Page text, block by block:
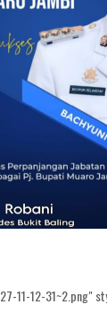
11-12-31~2.png"